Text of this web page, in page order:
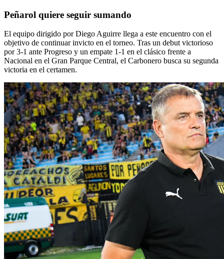
Peñarol quiere seguir sumando
El equipo dirigido por Diego Aguirre llega a este encuentro con el
objetivo de continuar invicto en el torneo. Tras un debut victorioso
por 3-1 ante Progreso y un empate 1-1 en el clásico frente a
Nacional en el Gran Parque Central, el Carbonero busca su segunda
victoria en el certamen.